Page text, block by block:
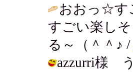
おおっ☆す
すごい楽し
る～（＾＾♪ /
azzurri様